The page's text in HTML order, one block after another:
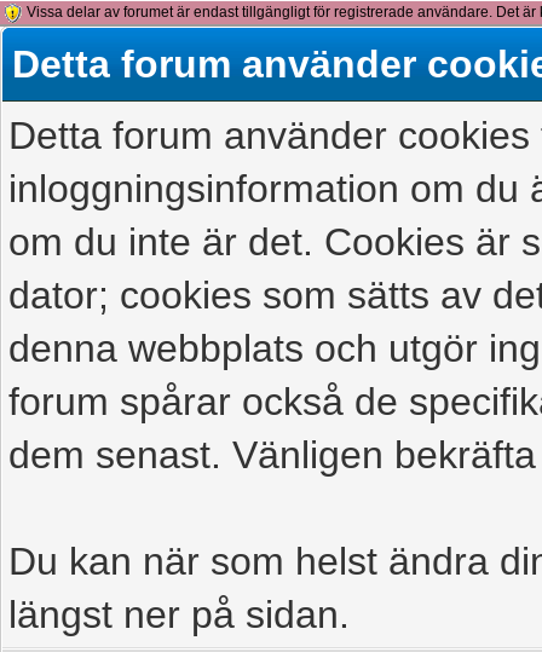
Vissa delar av forumet är endast tillgängligt för registrerade användare. Det
detta meddelande.
Detta forum använder
Detta forum använder
inloggningsinformation om du
om du inte är det. Cookies är
dator; cookies som sätts av
denna webbplats och utgör
forum spårar också de
dem senast. Vänligen
Du kan när som helst ändra
längst ner på sidan.